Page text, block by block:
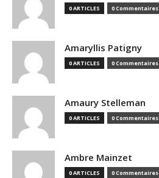
0 ARTICLES 0 Commentaires
Amaryllis Patigny
0 ARTICLES 0 Commentaires
Amaury Stelleman
0 ARTICLES 0 Commentaires
Ambre Mainzet
0 ARTICLES 0 Commentaires